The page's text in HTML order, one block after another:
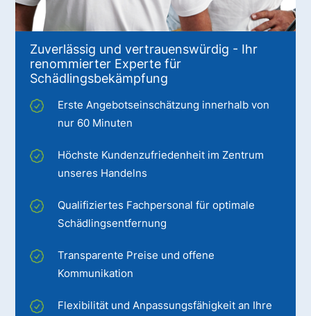
Zuverlässig und vertrauenswürdig - Ihr
renommierter Experte für
Schädlingsbekämpfung
Erste Angebotseinschätzung innerhalb von
nur 60 Minuten
Höchste Kundenzufriedenheit im Zentrum
unseres Handelns
Qualifiziertes Fachpersonal für optimale
Schädlingsentfernung
Transparente Preise und offene
Kommunikation
Flexibilität und Anpassungsfähigkeit an Ihre